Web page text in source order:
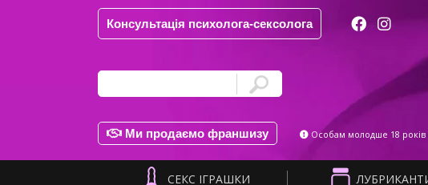
Консультація психолога-сексолога
Ми продаємо франшизу Особам молодше 18 років
СЕКС ІГРАШКИ